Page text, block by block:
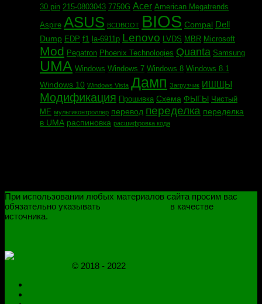
30 pin 215-0803043 7750G Acer American Megatrends
Aspire ASUS BCDBOOT BIOS Compal Dell
Dump EDP f1 la-6911p Lenovo LVDS MBR Microsoft
Mod Pegatron Phoenix Technologies Quanta Samsung
UMA Windows Windows 7 Windows 8 Windows 8.1
Windows 10 Windows Vista Дамп Загрузчик ИШЩЫ
Модификация Прошивка Схема ФЫГЫ Чистый
МЕ мультиконтроллер перевод переделка переделка
в UMA распиновка расшифровка кода
При использовании любых материалов сайта просим вас
обязательно указывать
в качестве
источника.
© 2018 - 2022